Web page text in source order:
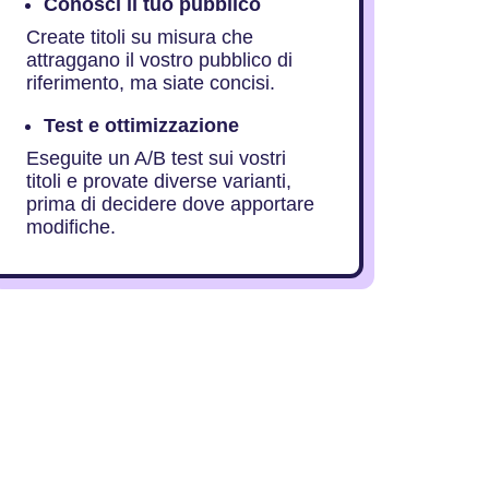
Conosci il tuo pubblico
Create titoli su misura che
attraggano il vostro pubblico di
riferimento, ma siate concisi.
Test e ottimizzazione
Eseguite un A/B test sui vostri
titoli e provate diverse varianti,
prima di decidere dove apportare
modifiche.